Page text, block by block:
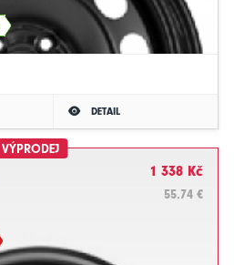
DETAIL
VÝPRODEJ
1 338 Kč
55.74 €